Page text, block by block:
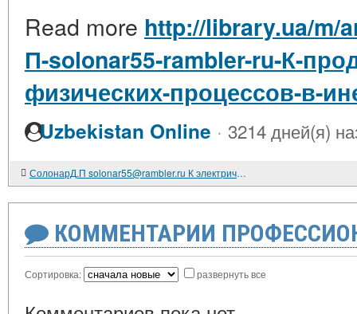
Read more http://library.ua/m/
П-solonar55-rambler-ru-К-
физических-процессов-в-
Uzbekistan Online · 3214 дней(я)
СолонарД.П solonar55@rambler.ru К электрической постоянной вакуума. Электрон
КОММЕНТАРИИ
Сортировка: развернуть все